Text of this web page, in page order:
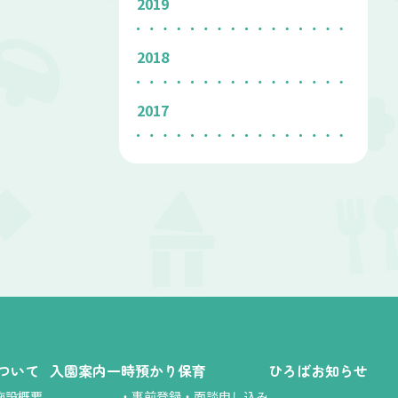
2018
2017
いて 入園案内一時預かり保育 ひろばお知らせ